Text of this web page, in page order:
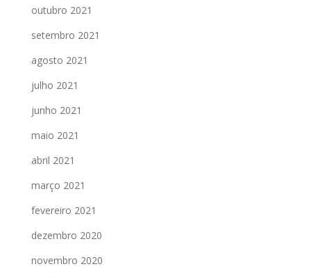
outubro 2021
setembro 2021
agosto 2021
julho 2021
junho 2021
maio 2021
abril 2021
março 2021
fevereiro 2021
dezembro 2020
novembro 2020